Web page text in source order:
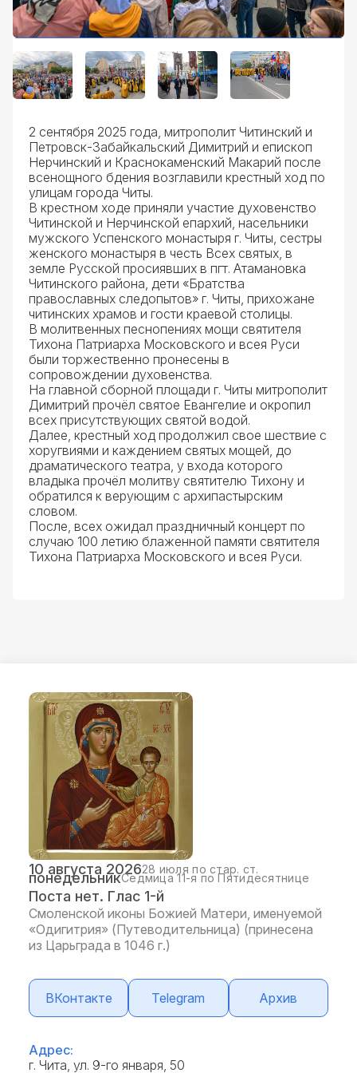
2 сентября 2025 года, митрополит Читинский и
Петровск-Забайкальский Димитрий и епископ
Нерчинский и Краснокаменский Макарий после
всенощного бдения возглавили крестный ход по
улицам города Читы.
В крестном ходе приняли участие духовенство
Читинской и Нерчинской епархий, насельники
мужского Успенского монастыря г. Читы, сестры
женского монастыря в честь Всех святых, в
земле Русской просиявших в пгт. Атамановка
Читинского района, дети «Братства
православных следопытов» г. Читы, прихожане
читинских храмов и гости краевой столицы.
В молитвенных песнопениях мощи святителя
Тихона Патриарха Московского и всея Руси
были торжественно пронесены в
сопровождении духовенства.
На главной сборной площади г. Читы митрополит
Димитрий прочёл святое Евангелие и окропил
всех присутствующих святой водой.
Далее, крестный ход продолжил свое шествие с
хоругвиями и каждением святых мощей, до
драматического театра, у входа которого
владыка прочёл молитву святителю Тихону и
обратился к верующим с архипастырским
словом.
После, всех ожидал праздничный концерт по
случаю 100 летию блаженной памяти святителя
Тихона Патриарха Московского и всея Руси.
10 августа 202628 июля по стар. ст.
понедельникСедмица 11-я по Пятидесятнице
Поста нет. Глас 1-й
Смоленской иконы Божией Матери, именуемой
«Одигитрия» (Путеводительница) (принесена
из Царьграда в 1046 г.)
ВКонтакте Telegram Архив
Адрес:
г. Чита, ул. 9-го января, 50